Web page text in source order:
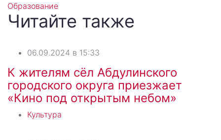
Образование
Читайте также
06.09.2024 в 15:33
К жителям сёл Абдулинского
городского округа приезжает
«Кино под открытым небом»
Культура